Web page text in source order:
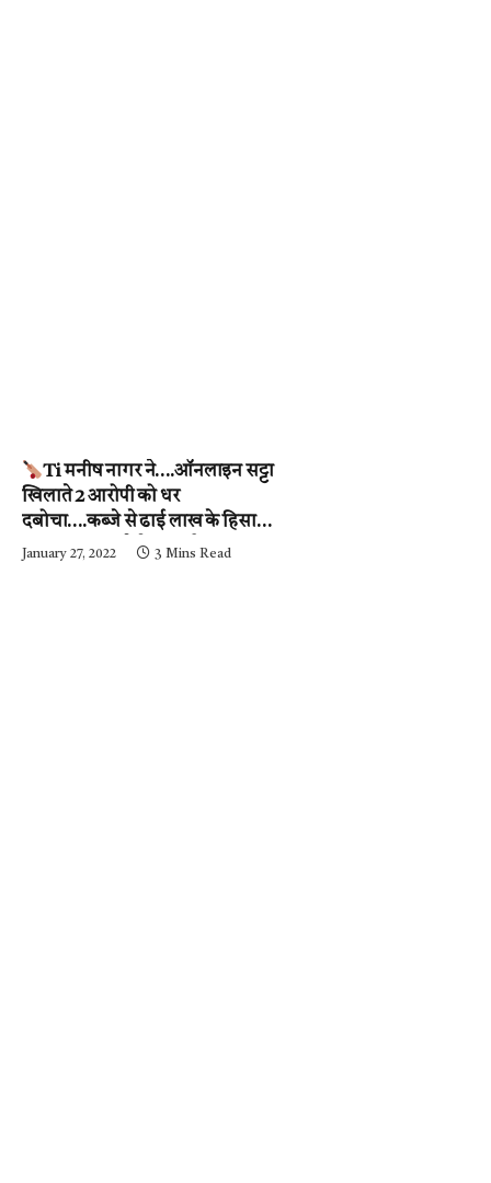
Ti मनीष नागर ने….ऑनलाइन सट्टा
खिलाते 2 आरोपी को धर
दबोचा….कब्जे से ढाई लाख के हिसाब-
किताब जब्त….देखें वीडियो
January 27, 2022 3 Mins Read